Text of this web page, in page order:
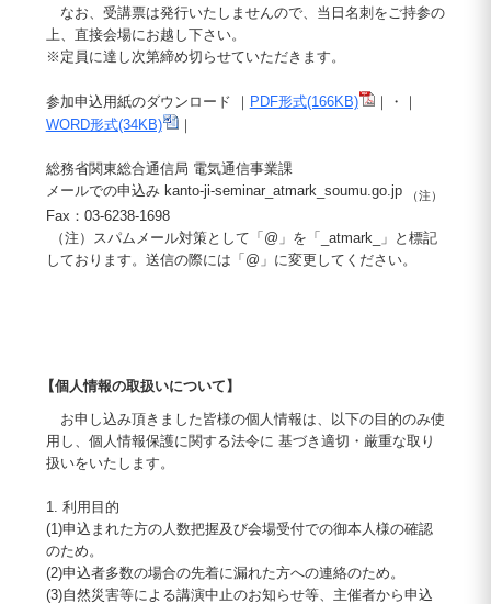
なお、受講票は発行いたしませんので、当日名刺をご持参の
上、直接会場にお越し下さい。
※定員に達し次第締め切らせていただきます。
参加申込用紙のダウンロード ｜ PDF形式(166KB)
｜・｜
WORD形式(34KB)
｜
総務省関東総合通信局 電気通信事業課
メールでの申込み kanto-ji-seminar_atmark_soumu.go.jp
（注）
Fax：03-6238-1698
（注）スパムメール対策として「@」を「_atmark_」と標記
しております。送信の際には「@」に変更してください。
【個人情報の取扱いについて】
お申し込み頂きました皆様の個人情報は、以下の目的のみ使
用し、個人情報保護に関する法令に 基づき適切・厳重な取り
扱いをいたします。
1. 利用目的
(1)申込まれた方の人数把握及び会場受付での御本人様の確認
のため。
(2)申込者多数の場合の先着に漏れた方への連絡のため。
(3)自然災害等による講演中止のお知らせ等、主催者から申込